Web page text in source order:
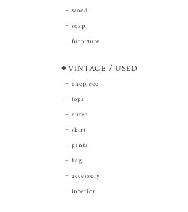
wood
soap
furniture
⚫︎VINTAGE / USED
onepiece
tops
outer
skirt
pants
bag
accessory
interior